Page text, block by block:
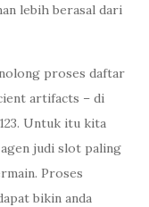
lebih berasal dari
proses daftar
artifacts – di
Untuk itu kita
judi slot paling
Proses
bikin anda